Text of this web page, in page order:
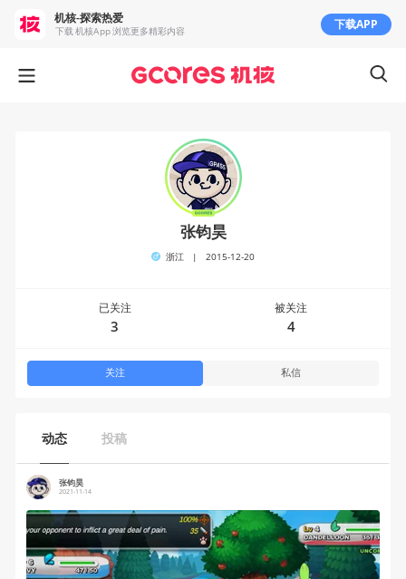
动态 投稿
张钧昊
2021-11-14
张钧昊
浙江 | 2015-12-20
已关注
3
被关注
4
关注 私信
机核-探索热爱
下载 机核App 浏览更多精彩内容 下载APP